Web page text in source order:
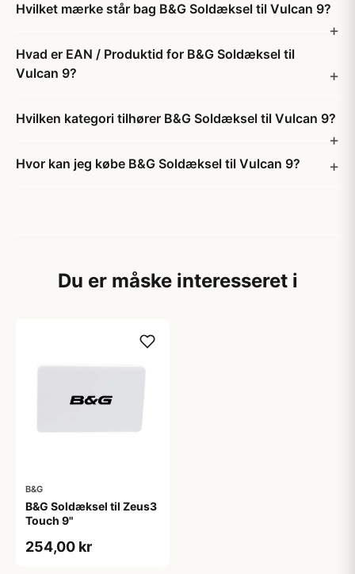
Hvilket mærke står bag B&G Soldæksel til Vulcan 9?
Hvad er EAN / Produktid for B&G Soldæksel til
Vulcan 9?
Hvilken kategori tilhører B&G Soldæksel til Vulcan 9?
Hvor kan jeg købe B&G Soldæksel til Vulcan 9?
Du er måske interesseret i
B&G
B&G Soldæksel til Zeus3
Touch 9"
254,00 kr